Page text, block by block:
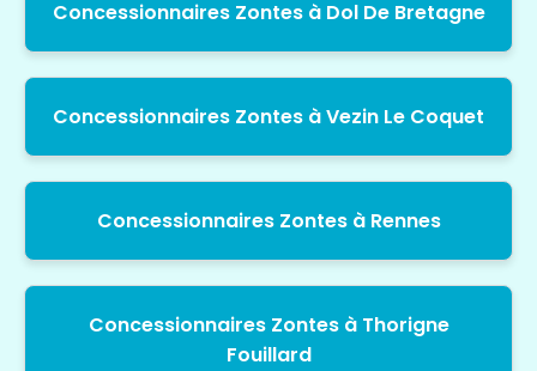
Concessionnaires Zontes à Dol De Bretagne
Concessionnaires Zontes à Vezin Le Coquet
Concessionnaires Zontes à Rennes
Concessionnaires Zontes à Thorigne
Fouillard